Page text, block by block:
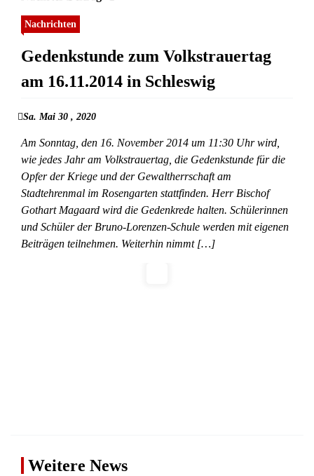
Nachrichten
Gedenkstunde zum Volkstrauertag
am 16.11.2014 in Schleswig
Sa. Mai 30 , 2020
Am Sonntag, den 16. November 2014 um 11:30 Uhr wird,
wie jedes Jahr am Volkstrauertag, die Gedenkstunde für die
Opfer der Kriege und der Gewaltherrschaft am
Stadtehrenmal im Rosengarten stattfinden. Herr Bischof
Gothart Magaard wird die Gedenkrede halten. Schülerinnen
und Schüler der Bruno-Lorenzen-Schule werden mit eigenen
Beiträgen teilnehmen. Weiterhin nimmt […]
Weitere News